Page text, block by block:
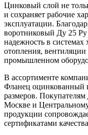
Цинковый слой не
и сохраняет рабочие
эксплуатации.
воротниковый Ду 25
надежность в системах
отопления, вентиляции
промышленном
В ассортименте
Фланец оцинкованный
размеров. Покупателям
Москве и
продукции
сертификатами